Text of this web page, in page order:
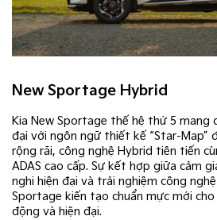
New Sportage Hybrid
Kia New Sportage thế hệ thứ 5 mang
đại với ngôn ngữ thiết kế “Star-Map”
rộng rãi, công nghệ Hybrid tiên tiến
ADAS cao cấp. Sự kết hợp giữa cảm
nghi hiện đại và trải nghiệm công
Sportage kiến tạo chuẩn mực mới
động và hiện đại.